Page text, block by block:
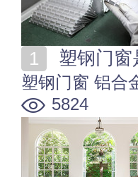
塑钢门
塑钢门窗 铝合
5824